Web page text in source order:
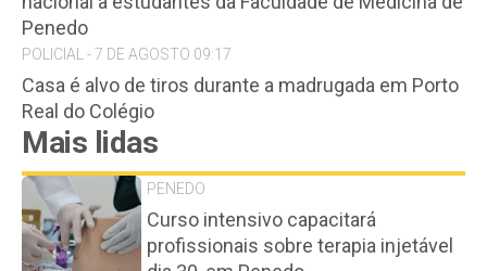
Penedo
POLICIAL - 7 DE AGOSTO 09:17
Casa é alvo de tiros durante a madrugada em Porto
Real do Colégio
Mais lidas
PENEDO
Curso intensivo capacitará
profissionais sobre terapia injetável